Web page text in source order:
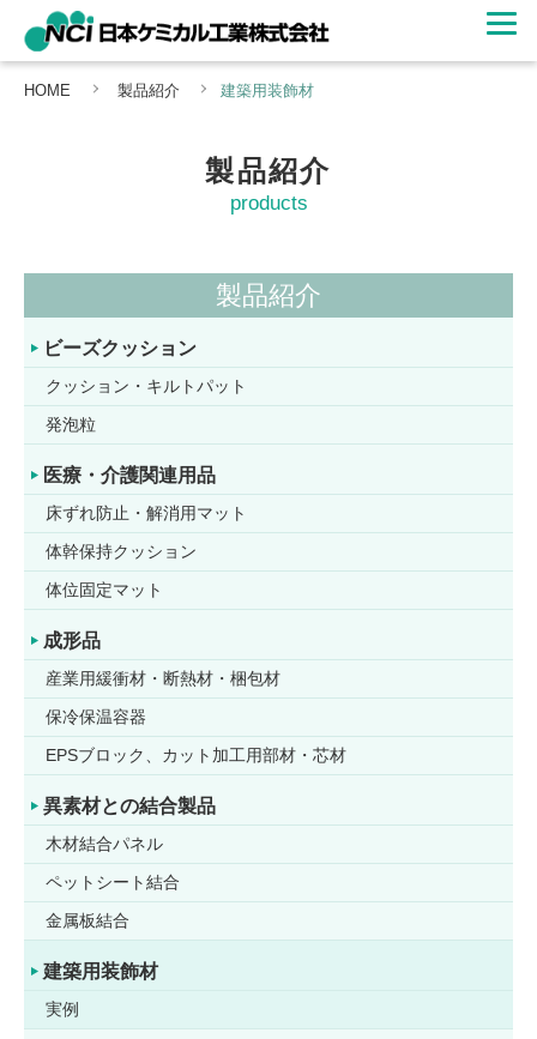
HOME 製品紹介 建築用装飾材
製品紹介
products
製品紹介
ビーズクッション
クッション・キルトパット
発泡粒
医療・介護関連用品
床ずれ防止・解消用マット
体幹保持クッション
体位固定マット
成形品
産業用緩衝材・断熱材・梱包材
保冷保温容器
EPSブロック、カット加工用部材・芯材
異素材との結合製品
木材結合パネル
ペットシート結合
金属板結合
建築用装飾材
実例